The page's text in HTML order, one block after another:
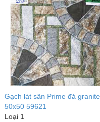
Gạch lát sân Prime đá granite
50x50 59621
Loại 1